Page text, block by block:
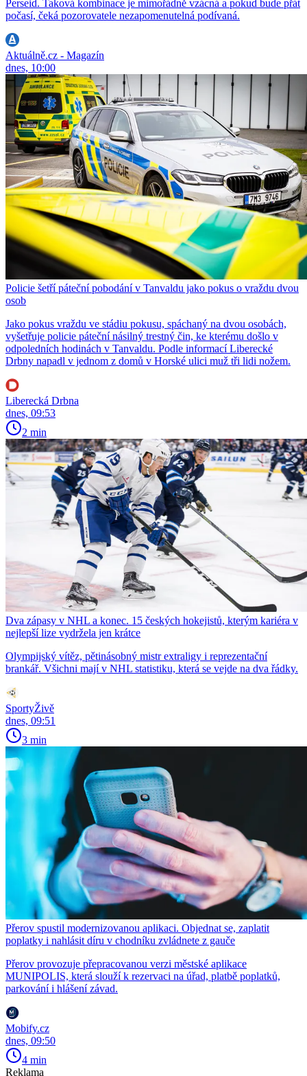
Perseid. Taková kombinace je mimořádně vzácná a pokud bude přát
počasí, čeká pozorovatele nezapomenutelná podívaná.
Aktuálně.cz - Magazín
dnes, 10:00
Policie šetří páteční pobodání v Tanvaldu jako pokus o vraždu dvou
osob
Jako pokus vraždu ve stádiu pokusu, spáchaný na dvou osobách,
vyšetřuje policie páteční násilný trestný čin, ke kterému došlo v
odpoledních hodinách v Tanvaldu. Podle informací Liberecké
Drbny napadl v jednom z domů v Horské ulici muž tři lidi nožem.
Liberecká Drbna
dnes, 09:53
2 min
Dva zápasy v NHL a konec. 15 českých hokejistů, kterým kariéra v
nejlepší lize vydržela jen krátce
Olympijský vítěz, pětinásobný mistr extraligy i reprezentační
brankář. Všichni mají v NHL statistiku, která se vejde na dva řádky.
SportyŽivě
dnes, 09:51
3 min
Přerov spustil modernizovanou aplikaci. Objednat se, zaplatit
poplatky i nahlásit díru v chodníku zvládnete z gauče
Přerov provozuje přepracovanou verzi městské aplikace
MUNIPOLIS, která slouží k rezervaci na úřad, platbě poplatků,
parkování i hlášení závad.
Mobify.cz
dnes, 09:50
4 min
Reklama